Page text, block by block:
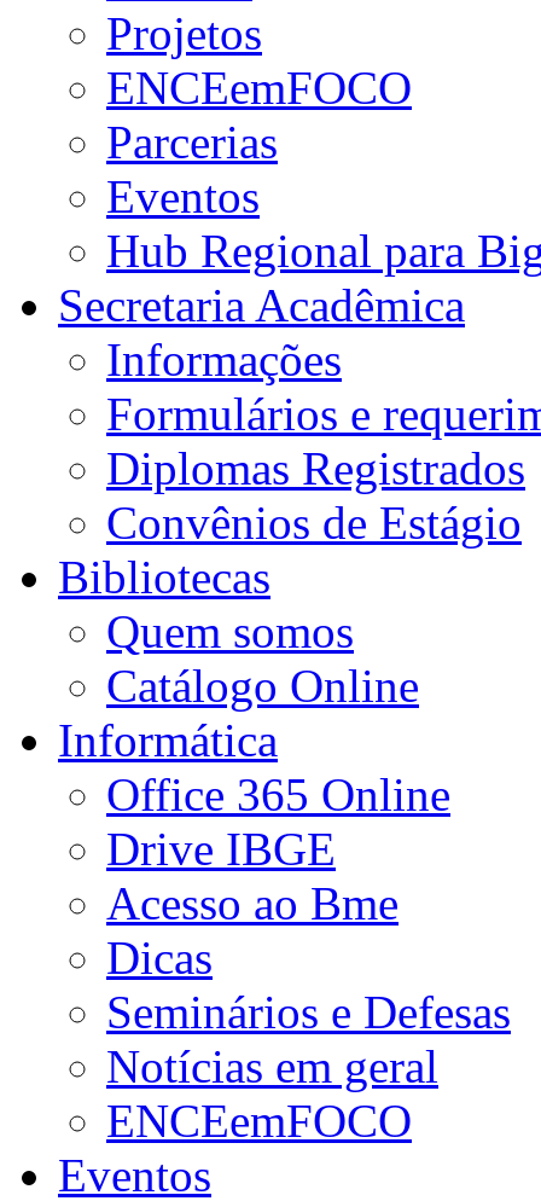
Projetos
ENCEemFOCO
Parcerias
Eventos
Hub Regional para
Secretaria Acadêmica
Informações
Formulários e
Diplomas Registrados
Convênios de Estágio
Bibliotecas
Quem somos
Catálogo Online
Informática
Office 365 Online
Drive IBGE
Acesso ao Bme
Dicas
Seminários e Defesas
Notícias em geral
ENCEemFOCO
Eventos